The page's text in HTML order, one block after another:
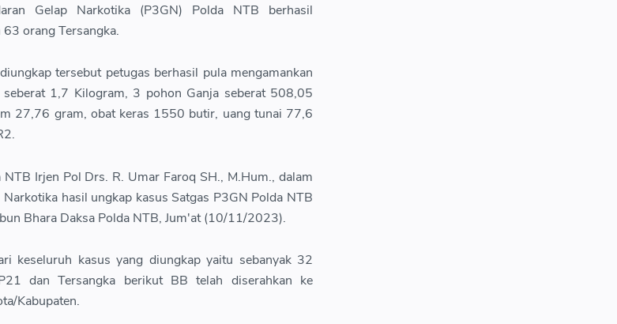
Gelap Narkotika (P3GN) Polda NTB berhasil
orang Tersangka.
tersebut petugas berhasil pula mengamankan
1,7 Kilogram, 3 pohon Ganja seberat 508,05
27,76 gram, obat keras 1550 butir, uang tunai 77,6
Irjen Pol Drs. R. Umar Faroq SH., M.Hum., dalam
hasil ungkap kasus Satgas P3GN Polda NTB
Bhara Daksa Polda NTB, Jum'at (10/11/2023).
keseluruh kasus yang diungkap yaitu sebanyak 32
dan Tersangka berikut BB telah diserahkan ke
Kabupaten.